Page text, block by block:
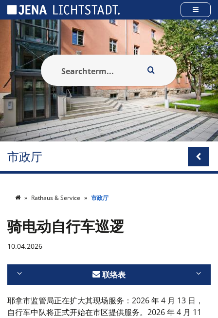
市政厅
Rathaus & Service 市政厅
骑电动自行车巡逻
10.04.2026
联络表
耶拿市监管局正在扩大其现场服务：2026 年 4 月 13 日，
自行车中队将正式开始在市区提供服务。2026 年 4 月 11
Cookies management panel